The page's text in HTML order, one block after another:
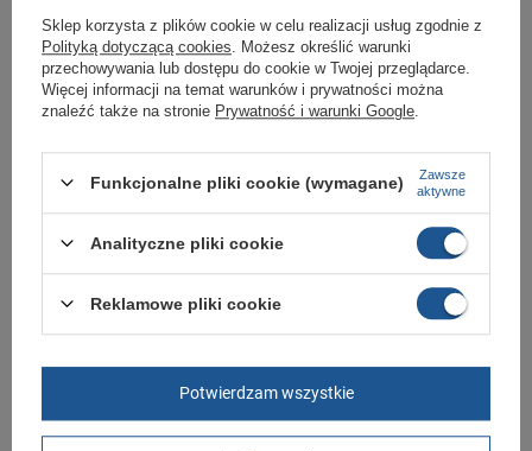
Marka Adidas
Symbol GY6700
Zapięcie sznurowane
Stan Nowy
Płeć
centymetrach
Więcej
Szerokość towaru w
20
Wysokość towaru w
12
Sklep korzysta z plików cookie w celu realizacji usług zgodnie z
Polityką dotyczącą cookies . Możesz określić warunki
przechowywania lub dostępu do cookie w Twojej przeglądarce.
Więcej informacji na temat warunków i prywatności można
znaleźć także na stronie Prywatność i warunki Google
Funkcjonalne pliki cookie (wymagane)
Zawsze
aktywne
Analityczne pliki cookie
Reklamowe pliki cookie
Potwierdzam wszystkie